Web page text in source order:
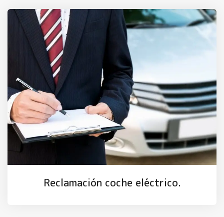
Reclamación coche eléctrico.